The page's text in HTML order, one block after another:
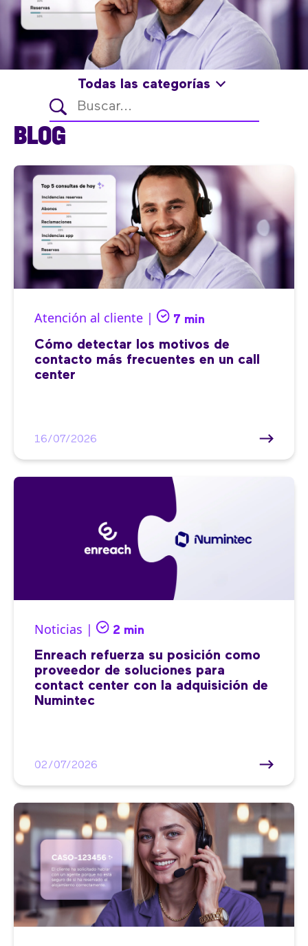
Todas las categorías
BLOG
Atención al cliente | 7 min
Cómo detectar los motivos de
contacto más frecuentes en un call
center
16/07/2026
Noticias | 2 min
Enreach refuerza su posición como
proveedor de soluciones para
contact center con la adquisición de
Numintec
02/07/2026